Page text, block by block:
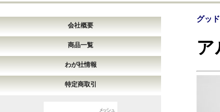
会社概要
商品一覧
わが社情報
特定商取引
グッ
ア